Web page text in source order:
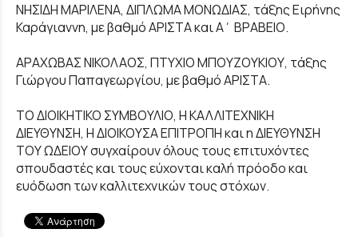
ΝΗΣΙΔΗ ΜΑΡΙΛΕΝΑ, ΔΙΠΛΩΜΑ ΜΟΝΩΔΙΑΣ, τάξης Ειρήνης
Καράγιαννη, με βαθμό ΑΡΙΣΤΑ και Α΄ ΒΡΑΒΕΙΟ.
ΑΡΑΧΩΒΑΣ ΝΙΚΟΛΑΟΣ, ΠΤΥΧΙΟ ΜΠΟΥΖΟΥΚΙΟΥ, τάξης
Γιώργου Παπαγεωργίου, με βαθμό ΑΡΙΣΤΑ.
ΤΟ ΔΙΟΙΚΗΤΙΚΟ ΣΥΜΒΟΥΛΙΟ, Η ΚΑΛΛΙΤΕΧΝΙΚΗ
ΔΙΕΥΘΥΝΣΗ, Η ΔΙΟΙΚΟΥΣΑ ΕΠΙΤΡΟΠΗ και η ΔΙΕΥΘΥΝΣΗ
ΤΟΥ ΩΔΕΙΟΥ συγχαίρουν όλους τους επιτυχόντες
σπουδαστές και τους εύχονται καλή πρόοδο και
ευόδωση των καλλιτεχνικών τους στόχων.